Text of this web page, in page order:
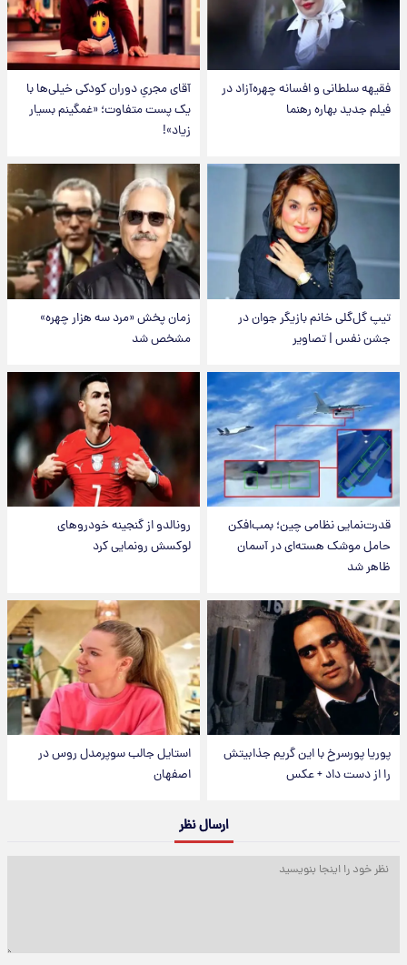
فقیهه سلطانی و افسانه چهره‌آزاد در
فیلم جدید بهاره رهنما
آقای مجریِ دوران کودکی خیلی‌ها با
یک پست متفاوت؛ «غمگینم بسیار
زیاد»!
تیپ گل‌گلی خانم بازیگر جوان در
جشن نفس | تصاویر
زمان پخش «مرد سه هزار چهره»
مشخص شد
قدرت‌نمایی نظامی چین؛ بمب‌افکن
حامل موشک هسته‌ای در آسمان
ظاهر شد
رونالدو از گنجینه خودروهای
لوکسش رونمایی کرد
پوریا پورسرخ با این گریم جذابیتش
را از دست داد + عکس
استایل جالب سوپرمدل روس در
اصفهان
ارسال نظر